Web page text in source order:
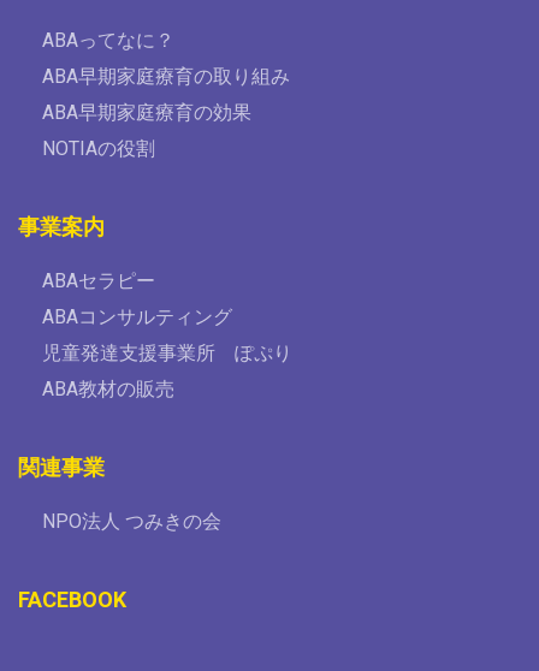
ABAってなに？
ABA早期家庭療育の取り組み
ABA早期家庭療育の効果
NOTIAの役割
事業案内
ABAセラピー
ABAコンサルティング
児童発達支援事業所 ぽぷり
ABA教材の販売
関連事業
NPO法人 つみきの会
FACEBOOK